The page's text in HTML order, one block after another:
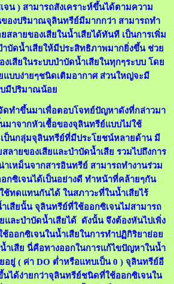
น ) สามารถสังเคราะห์ขึ้นได้ตามความ
องปริมาณจุลินทรีย์มีมากกว่า สามารถทำ
สลายของเสียในน้ำเสียได้ทันที เป็นการเพิ่ม
บัดน้ำเสียให้มีประสิทธิภาพมากยิ่งขึ้น ช่วย
เสียในระบบบำบัดน้ำเสียในทุกๆระบบ โดย
แบบง่ายๆชนิดเติมอากาศ ส่วนใหญ่จะมี
มีปริมาณน้อย
ทำขึ้นมาเพื่อตอบโจทย์ปัญหาดังที่กล่าวมา
มาจากหัวเชื้อของจุลินทรีย์แบบไม่ใช้
ป็นกลุ่มจุลินทรีย์ที่มีประโยชน์หลายด้าน มี
ลายของเสียและบำบัดน้ำเสีย รวมไปถึงการ
เหม็นจากสารอินทรีย์ สามารถทำงานร่วม
กซิเจนได้เป็นอย่างดี ทำหน้าที่คล้ายๆกัน
ช้ทดแทนกันได้ ในสภาวะที่ในน้ำเสียไร้
เสียนั้น จุลินทรีย์ที่ใช้ออกซิเจนไม่สามารถ
และบำบัดน้ำเสียได้ ดังนั้น จึงต้องหันไปเพิ่ง
ออกซิเจนในน้ำเสียในการทำปฏิกิริยาย่อย
ำเสีย นี่คือทางออกในการแก้ไขปัญหาในน้ำ
อยู่ ( ค่า DO ต่ำหรือแทบเป็น 0 ) จุลินทรีย์อี
นได้ง่ายกว่าจุลินทรีย์ชนิดที่ใช้ออกซิเจนใน